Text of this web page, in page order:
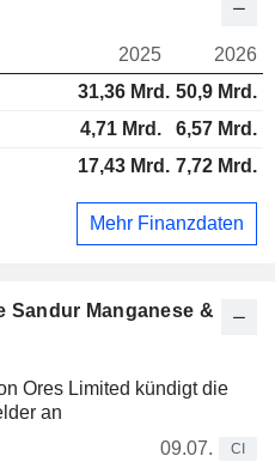
Sandur Manganese &
Ores Limited kündigt die
an
09.07.
CI
2025
2026
31,36 Mrd. 50,9 Mrd.
4,71 Mrd.
6,57 Mrd.
17,43 Mrd. 7,72 Mrd.
Mehr Finanzdaten